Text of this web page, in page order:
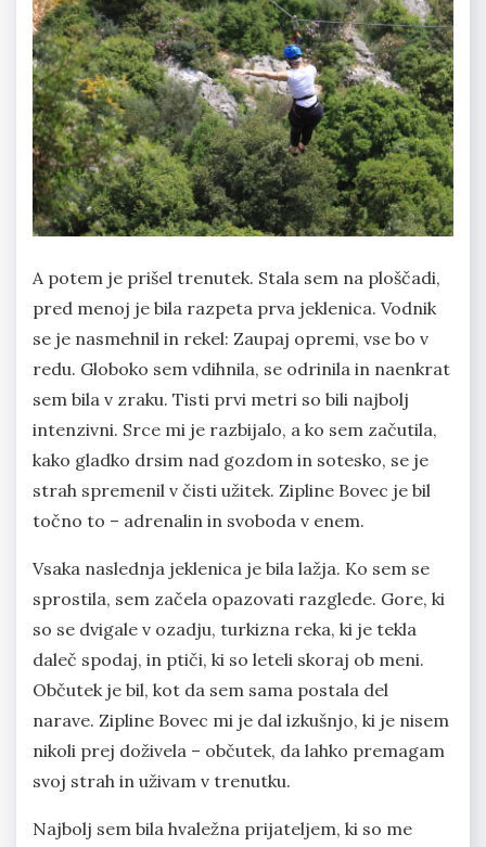
A potem je prišel trenutek. Stala sem na ploščadi,
pred menoj je bila razpeta prva jeklenica. Vodnik
se je nasmehnil in rekel: Zaupaj opremi, vse bo v
redu. Globoko sem vdihnila, se odrinila in naenkrat
sem bila v zraku. Tisti prvi metri so bili najbolj
intenzivni. Srce mi je razbijalo, a ko sem začutila,
kako gladko drsim nad gozdom in sotesko, se je
strah spremenil v čisti užitek. Zipline Bovec je bil
točno to – adrenalin in svoboda v enem.
Vsaka naslednja jeklenica je bila lažja. Ko sem se
sprostila, sem začela opazovati razglede. Gore, ki
so se dvigale v ozadju, turkizna reka, ki je tekla
daleč spodaj, in ptiči, ki so leteli skoraj ob meni.
Občutek je bil, kot da sem sama postala del
narave. Zipline Bovec mi je dal izkušnjo, ki je nisem
nikoli prej doživela – občutek, da lahko premagam
svoj strah in uživam v trenutku.
Najbolj sem bila hvaležna prijateljem, ki so me